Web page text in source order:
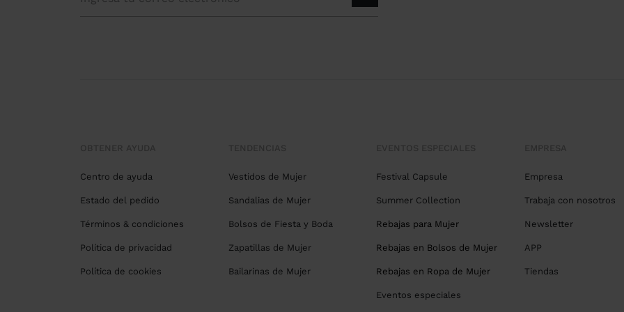
Centro de ayuda
Estado del pedido
Términos & condiciones
Política de privacidad
Política de cookies
Vestidos de Mujer
Sandalias de Mujer
Bolsos de Fiesta y Boda
Zapatillas de Mujer
Bailarinas de Mujer
Festival Capsule
Summer Collection
Rebajas para Mujer
Rebajas en Bolsos de Mujer
Rebajas en Ropa de Mujer
Eventos especiales
Empresa
Trabaja con nosotros
Newsletter
APP
Tiendas